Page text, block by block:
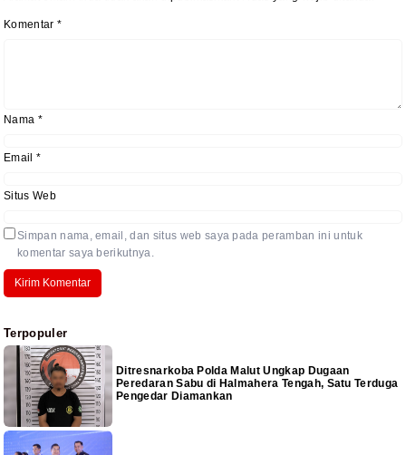
Komentar *
Nama *
Email *
Situs Web
Simpan nama, email, dan situs web saya pada peramban ini untuk
komentar saya berikutnya.
Terpopuler
Ditresnarkoba Polda Malut Ungkap Dugaan
Peredaran Sabu di Halmahera Tengah, Satu Terduga
Pengedar Diamankan